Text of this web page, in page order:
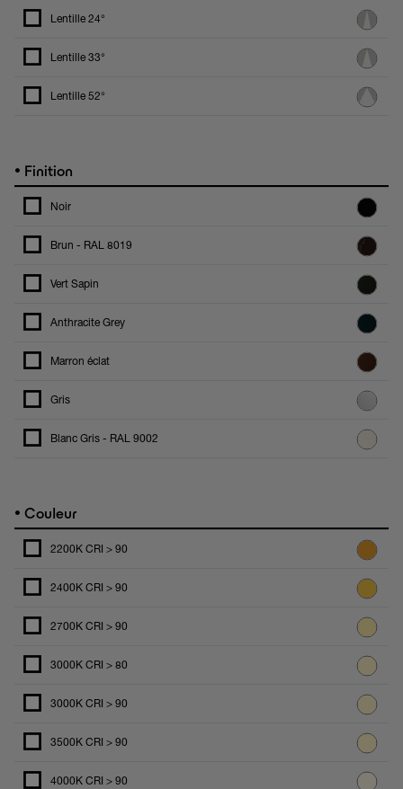
Lentille 24°
Lentille 33°
Lentille 52°
• Finition
Noir
Brun - RAL 8019
Vert Sapin
Anthracite Grey
Marron éclat
Gris
Blanc Gris - RAL 9002
• Couleur
2200K CRI > 90
2400K CRI > 90
2700K CRI > 90
3000K CRI > 80
3000K CRI > 90
3500K CRI > 90
4000K CRI > 90